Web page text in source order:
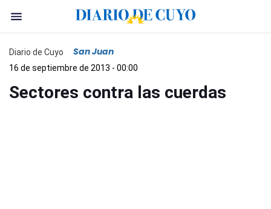
Diario de Cuyo San Juan
16 de septiembre de 2013 - 00:00
Sectores contra las cuerdas